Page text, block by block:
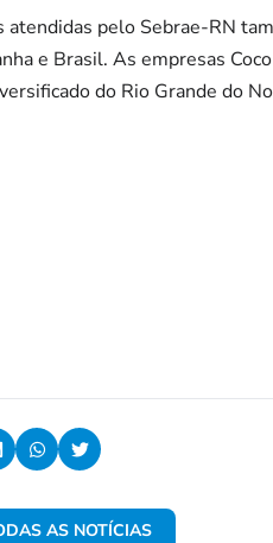
atendidas pelo Sebrae-RN
e Brasil. As empresas
do Rio Grande do
AS NOTÍCIAS